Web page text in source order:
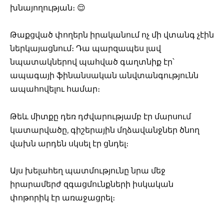
խնայողության։ 😌
Թաքցված փողերն իրականում ոչ մի վտանգ չէին
ներկայացնում։ Դա պարզապես լավ
նպատակներով պահված գաղտնիք էր՝
ապագայի ֆինանսական անվտանգությունն
ապահովելու համար։
Թեև միտքը դեռ դժվարությամբ էր մարսում
կատարվածը, գիշերային մղձավանջներ ծնող
վախն արդեն սկսել էր ցնդել։
Այս խելահեղ պատմությունը նրա մեջ
իրարամերժ զգացմունքների իսկական
փոթորիկ էր առաջացրել։